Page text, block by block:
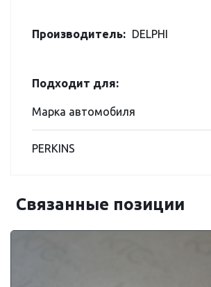
Производитель: DELPHI
Подходит для:
Марка автомобиля
PERKINS
Связанные позиции